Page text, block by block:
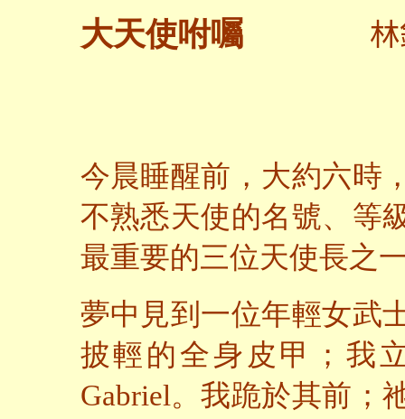
大天使咐囑
今晨睡醒前，大約六時
不熟悉天使的名號、等
最重要的三位天使長之
夢中見到一位年輕女武
披輕的全身皮甲；我
Gabriel。我跪於其前；